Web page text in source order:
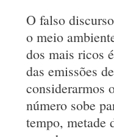
O falso
o meio
dos mais ricos
das emissões
considerarmos
número sobe
tempo, metade